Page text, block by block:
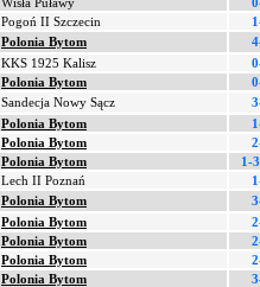
Pogoń II Szczecin
Polonia Bytom
KKS 1925 Kalisz
Polonia Bytom
Sandecja Nowy Sącz
Polonia Bytom
Polonia Bytom
Polonia Bytom
1-
Lech II Poznań
Polonia Bytom
Polonia Bytom
Polonia Bytom
Polonia Bytom
Polonia Bytom